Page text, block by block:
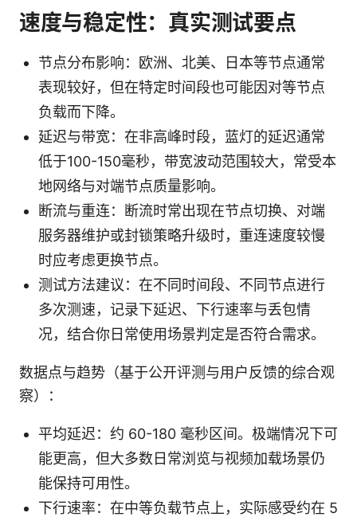
速度与稳定性：真实测试要点
节点分布影响：欧洲、北美、日本等节点通常
表现较好，但在特定时间段也可能因对等节点
负载而下降。
延迟与带宽：在非高峰时段，蓝灯的延迟通常
低于100-150毫秒，带宽波动范围较大，常受本
地网络与对端节点质量影响。
断流与重连：断流时常出现在节点切换、对端
服务器维护或封锁策略升级时，重连速度较慢
时应考虑更换节点。
测试方法建议：在不同时间段、不同节点进行
多次测速，记录下延迟、下行速率与丢包情
况，结合你日常使用场景判定是否符合需求。
数据点与趋势（基于公开评测与用户反馈的综合观
察）：
平均延迟：约 60-180 毫秒区间。极端情况下可
能更高，但大多数日常浏览与视频加载场景仍
能保持可用性。
下行速率：在中等负载节点上，实际感受约在 5